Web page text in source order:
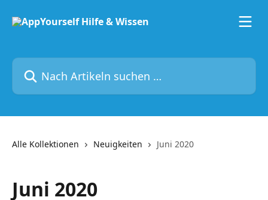
Nach Artikeln suchen …
Alle Kollektionen Neuigkeiten Juni 2020
Juni 2020